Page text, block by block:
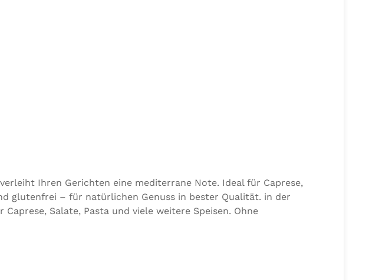
Ihren Gerichten eine mediterrane Note. Ideal für Caprese,
glutenfrei – für natürlichen Genuss in bester Qualität. in der
Salate, Pasta und viele weitere Speisen. Ohne
Zutaten:Siedesalz, 17,7% Kräuter (Basilikum 10,6%, Oregano,